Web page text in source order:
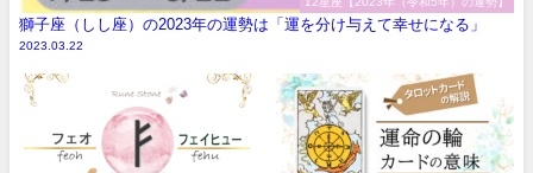
獅子座（しし座）の2023年の運勢は「運を分け与えて幸せになる」
2023.03.22